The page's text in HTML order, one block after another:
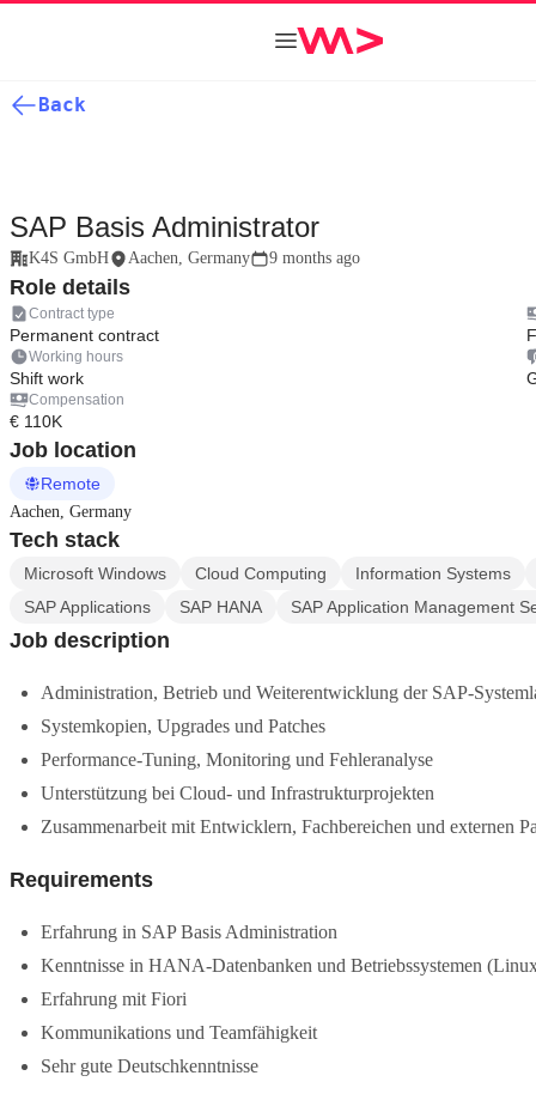
Back
SAP Basis Administrator
K4S GmbH Aachen, Germany 9 months ago
Role details
Contract type
Permanent contract
Working hours
Shift work
Compensation
€ 110K
Job location
Remote
Aachen, Germany
Tech stack
Microsoft Windows Cloud Computing
Information Systems
SAP Applications
SAP HANA SAP Application Management
Job description
Administration, Betrieb und Weiterentwicklung der SAP-
Systemkopien, Upgrades und Patches
Performance-Tuning, Monitoring und Fehleranalyse
Unterstützung bei Cloud- und Infrastrukturprojekten
Zusammenarbeit mit Entwicklern, Fachbereichen und externen
Requirements
Erfahrung in SAP Basis Administration
Kenntnisse in HANA-Datenbanken und Betriebssystemen
Erfahrung mit Fiori
Kommunikations und Teamfähigkeit
Sehr gute Deutschkenntnisse